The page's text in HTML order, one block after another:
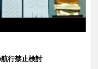
行禁止検討